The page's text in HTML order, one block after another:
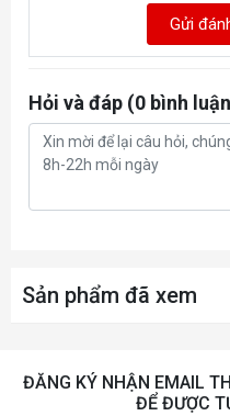
13.3 inch
Narrow
Webcam HD
Audio 2W Dual
Giao tiếp mạng
dây
Cổng giao tiếp
*
Delivery
Gửi
Hỏi và đáp (0 bình
Sản phẩm đã xem
ĐĂNG KÝ NHẬN EMAIL
ĐỂ ĐƯỢC